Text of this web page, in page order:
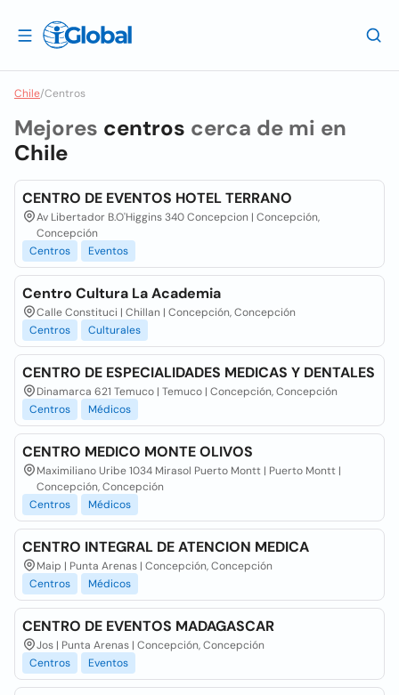
Chile/Centros
Mejores centros cerca de mi en
Chile
CENTRO DE EVENTOS HOTEL TERRANO
Av Libertador B.O'Higgins 340 Concepcion | Concepción,
Concepción
Centros
Eventos
Centro Cultura La Academia
Calle Constituci | Chillan | Concepción, Concepción
Centros
Culturales
CENTRO DE ESPECIALIDADES MEDICAS Y DENTALES
Dinamarca 621 Temuco | Temuco | Concepción, Concepción
Centros
Médicos
CENTRO MEDICO MONTE OLIVOS
Maximiliano Uribe 1034 Mirasol Puerto Montt | Puerto Montt |
Concepción, Concepción
Centros
Médicos
CENTRO INTEGRAL DE ATENCION MEDICA
Maip | Punta Arenas | Concepción, Concepción
Centros
Médicos
CENTRO DE EVENTOS MADAGASCAR
Jos | Punta Arenas | Concepción, Concepción
Centros
Eventos